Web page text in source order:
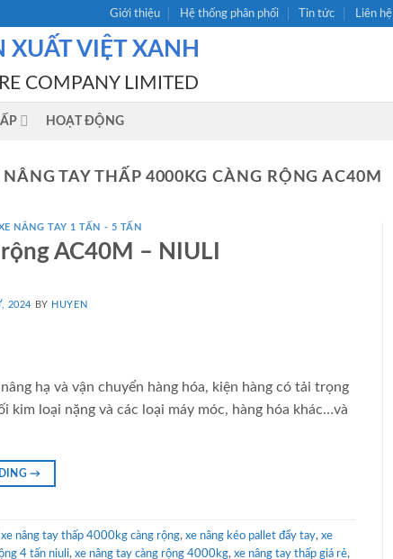
Giới thiệu Hệ thống phân phối Tin tức Liên hệ
XUẤT VIỆT XANH
COMPANY LIMITED
HOẠT ĐỘNG
NÂNG TAY THẤP 4000KG CÀNG RỘNG AC40M
NÂNG TAY 1 TẤN - 5 TẤN
AC40M – NIULI
2024 BY HUYEN
hạ và vận chuyển hàng hóa, kiện hàng có tải trọng
kim loại nặng và các loại máy móc, hàng hóa khác…và
→
xe nâng tay thấp 4000kg càng rộng, xe nâng kéo pallet đẩy tay, xe
4 tấn niuli, xe nâng tay càng rộng 4000kg, xe nâng tay thấp giá rẻ,